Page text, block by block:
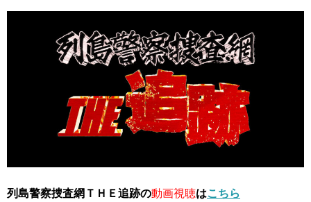
列島警察捜査網ＴＨＥ追跡の動画視聴はこちら